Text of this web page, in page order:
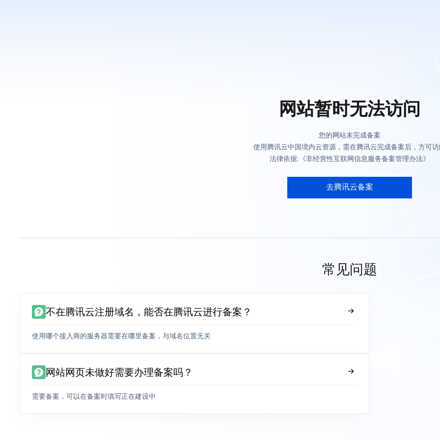
网站暂时无法访问
您的网站未完成备案
使用腾讯云中国境内云资源，需在腾讯云完成备案后，方可
法律依据:《非经营性互联网信息服务备案管理办法》
去腾讯云备案
常见问题
不在腾讯云注册域名，能否在腾讯云进行备案？
使用哪个接入商的服务器需要在哪里备案，与域名位置无关
网站网页未做好需要办理备案吗？
需要备案，可以在备案时填写正在建设中